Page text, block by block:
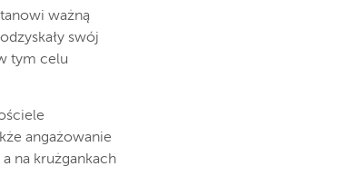
ważną
swój
tym celu
angażowanie
na krużgankach